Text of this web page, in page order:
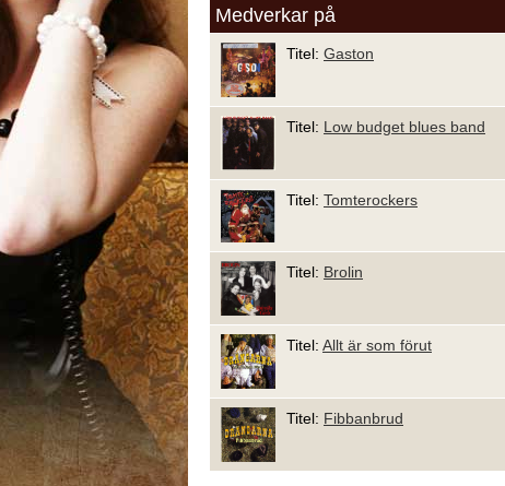
Medverkar på
Titel: Gaston
Titel: Low budget blues band
Titel: Tomterockers
Titel: Brolin
Titel: Allt är som förut
Titel: Fibbanbrud